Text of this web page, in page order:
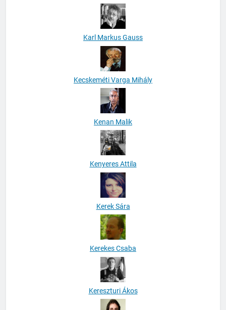
Karl Markus Gauss
Kecskeméti Varga Mihály
Kenan Malik
Kenyeres Attila
Kerek Sára
Kerekes Csaba
Kereszturi Ákos